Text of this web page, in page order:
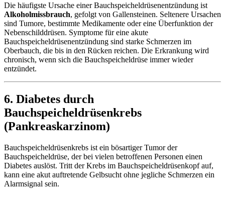
Die häufigste Ursache einer Bauchspeicheldrüsenentzündung ist
Alkoholmissbrauch, gefolgt von Gallensteinen. Seltenere Ursachen
sind Tumore, bestimmte Medikamente oder eine Überfunktion der
Nebenschilddrüsen. Symptome für eine akute
Bauchspeicheldrüsenentzündung sind starke Schmerzen im
Oberbauch, die bis in den Rücken reichen. Die Erkrankung wird
chronisch, wenn sich die Bauchspeicheldrüse immer wieder
entzündet.
6. Diabetes durch
Bauchspeicheldrüsenkrebs
(Pankreaskarzinom)
Bauchspeicheldrüsenkrebs ist ein bösartiger Tumor der
Bauchspeicheldrüse, der bei vielen betroffenen Personen einen
Diabetes auslöst. Tritt der Krebs im Bauchspeicheldrüsenkopf auf,
kann eine akut auftretende Gelbsucht ohne jegliche Schmerzen ein
Alarmsignal sein.